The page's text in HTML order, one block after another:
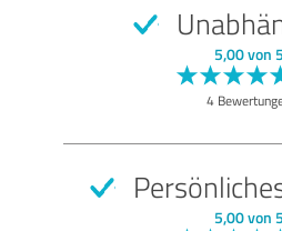
5,00 von 5
4
5,00 von 5